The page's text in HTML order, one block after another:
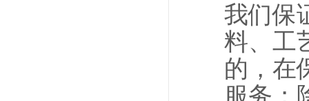
我们保
料、工
的，在
服务；